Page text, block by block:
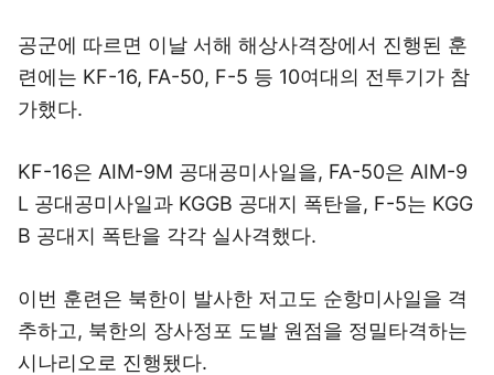
공군에 따르면 이날 서해 해상사격장에서 진행된 훈
련에는 KF-16, FA-50, F-5 등 10여대의 전투기가 참
가했다.
KF-16은 AIM-9M 공대공미사일을, FA-50은 AIM-9
L 공대공미사일과 KGGB 공대지 폭탄을, F-5는 KGG
B 공대지 폭탄을 각각 실사격했다.
이번 훈련은 북한이 발사한 저고도 순항미사일을 격
추하고, 북한의 장사정포 도발 원점을 정밀타격하는
시나리오로 진행됐다.